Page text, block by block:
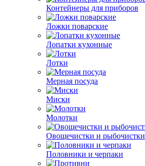
Контейнеры для приборов
Ложки поварские
Лопатки кухонные
Лотки
Мерная посуда
Миски
Молотки
Овощечистки и рыбочистки
Половники и черпаки